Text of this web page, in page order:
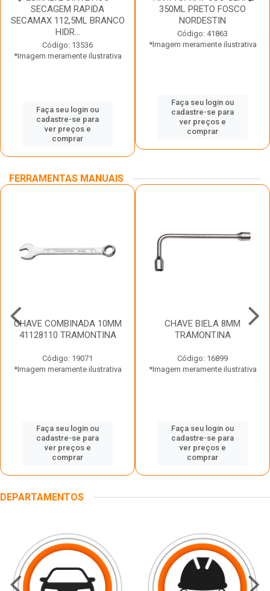
SECAGEM RAPIDA
SECAMAX 112,5ML BRANCO
HIDR...
Código: 13536
*Imagem meramente ilustrativa
Faça seu login ou
cadastre-se para
ver preços e
comprar
350ML PRETO FOSCO
NORDESTIN
Código: 41863
*Imagem meramente ilustrativa
Faça seu login ou
cadastre-se para
ver preços e
comprar
FERRAMENTAS MANUAIS
CHAVE COMBINADA 10MM
41128110 TRAMONTINA
Código: 19071
*Imagem meramente ilustrativa
Faça seu login ou
cadastre-se para
ver preços e
comprar
CHAVE BIELA 8MM
TRAMONTINA
Código: 16899
*Imagem meramente ilustrativa
Faça seu login ou
cadastre-se para
ver preços e
comprar
DEPARTAMENTOS